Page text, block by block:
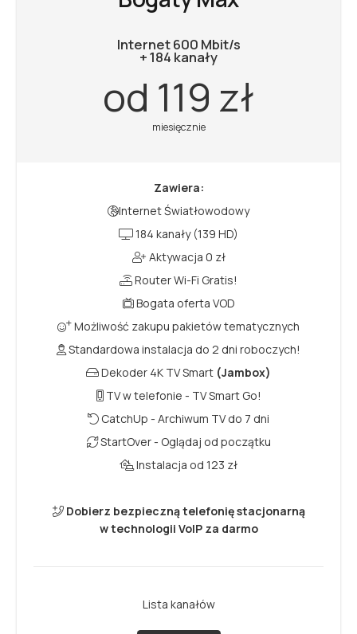
Internet 600 Mbit/s
+ 184 kanały
od 119 zł
miesięcznie
Zawiera:
Internet Światłowodowy
184 kanały (139 HD)
Aktywacja 0 zł
Router Wi-Fi Gratis!
Bogata oferta VOD
Możliwość zakupu pakietów tematycznych
Standardowa instalacja do 2 dni roboczych!
Dekoder 4K TV Smart (Jambox)
TV w telefonie - TV Smart Go!
CatchUp - Archiwum TV do 7 dni
StartOver - Oglądaj od początku
Instalacja od 123 zł
Dobierz bezpieczną telefonię stacjonarną
w technologii VoIP za darmo
Lista kanałów